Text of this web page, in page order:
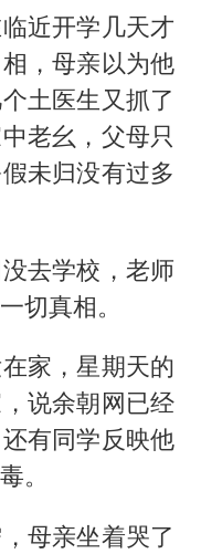
近开学几天才
，母亲以为他
土医生又抓了
老幺，父母只
未归没有过多
去学校，老师
切真相。
家，星期天的
说余朝网已经
有同学反映他
。
母亲坐着哭了